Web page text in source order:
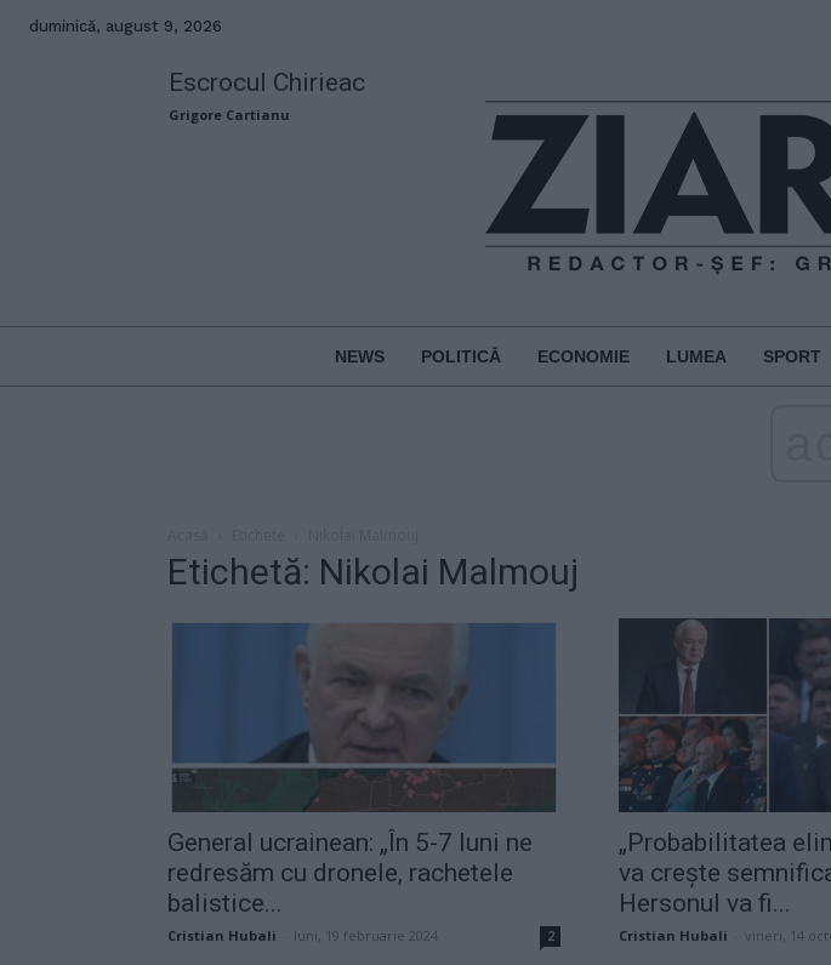
duminică, august 9, 2026
Escrocul Chirieac
Grigore Cartianu
NEWS POLITICĂ ECONOMIE LUMEA SPORT
Etichetă: Nikolai Malmouj
General ucrainean: „În 5-7 luni ne
redresăm cu dronele, rachetele
balistice...
Cristian Hubali luni, 19 februarie 2024 2
„Probabilitatea
va crește
Hersonul va fi...
Cristian Hubali vineri, 14